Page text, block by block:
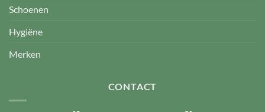
Schoenen
Hygiëne
Merken
CONTACT